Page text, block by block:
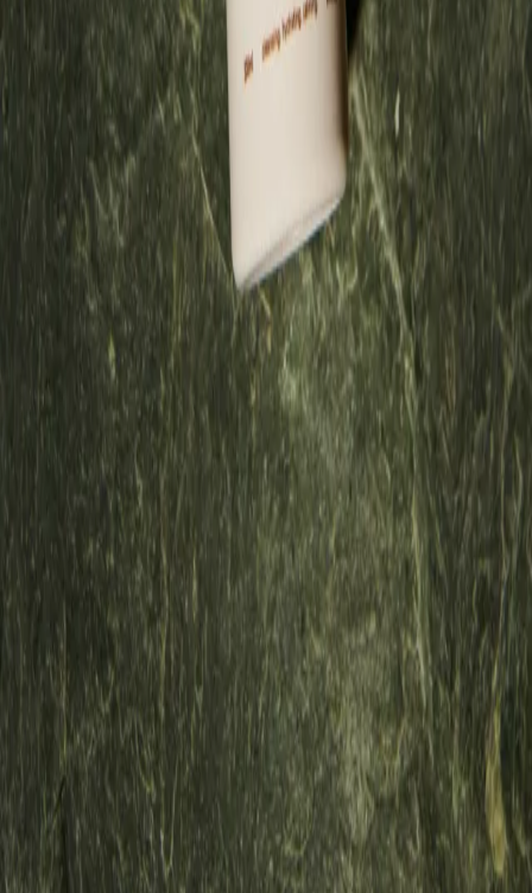
Bio-Glycerin: Ein natürlicher Feuchtigkeitsbinder, der Wasser in die
Haut zieht und sie weich, glatt und hydratisiert hält – selbst nach
Coco-Betain & Betain: Pflanzliche Reinigungswirkstoffe, die einen
leichten, sanften Schaum bilden. Sie entfernen Schweiß, Talg und
Unreinheiten, während sie der Haut gleichzeitig helfen, ihre
Feuchtigkeit zu bewahren.
Sonnenblumenöl-Methylglucamid: Ein feuchtigkeitsbewahrender
und ausgleichender Wirkstoff, der aus der Sonnenblume gewonnen
wird. Er hilft, die Hautbarriere zu stärken und schützt vor
Austrocknung und äußeren Stressfaktoren.
Rosmarinwasser: Erfrischt und tonisiert mit natürlichen
antibakteriellen Eigenschaften. Es lindert Irritationen und verleiht
deiner Haut Klarheit, Energie und Balance.
Volldeklaration
Aqua, Sodium C14-16 Olefin Sulfonate, Aloe Barbadensis Leaf
Extract, Coco-Betaine, Betaine, Glycerin, Acrylates/C10-30 Alkyl
Acrylate Crosspolymer, C12-15 Pareth-12, Sunfloweroyl
Methylglucamide, Rosmarinus Officinalis Leaf Water, Propylene
Glycol, Sodium Benzoate, Potassium Sorbate, Sodium Chloride,
Citric Acid, Parfum.